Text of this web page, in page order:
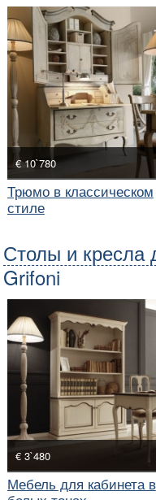
€ 10`780
Трюмо в классическом
стиле
Столы и кресла
Grifoni
€ 3`480
Мебель для кабинета в